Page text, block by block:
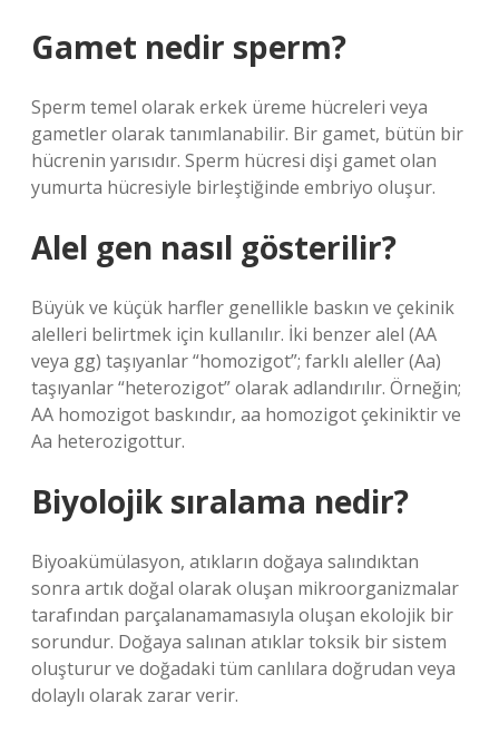
Gamet nedir sperm?
Sperm temel olarak erkek üreme hücreleri veya
gametler olarak tanımlanabilir. Bir gamet, bütün bir
hücrenin yarısıdır. Sperm hücresi dişi gamet olan
yumurta hücresiyle birleştiğinde embriyo oluşur.
Alel gen nasıl gösterilir?
Büyük ve küçük harfler genellikle baskın ve çekinik
alelleri belirtmek için kullanılır. İki benzer alel (AA
veya gg) taşıyanlar “homozigot”; farklı aleller (Aa)
taşıyanlar “heterozigot” olarak adlandırılır. Örneğin;
AA homozigot baskındır, aa homozigot çekiniktir ve
Aa heterozigottur.
Biyolojik sıralama nedir?
Biyoakümülasyon, atıkların doğaya salındıktan
sonra artık doğal olarak oluşan mikroorganizmalar
tarafından parçalanamamasıyla oluşan ekolojik bir
sorundur. Doğaya salınan atıklar toksik bir sistem
oluşturur ve doğadaki tüm canlılara doğrudan veya
dolaylı olarak zarar verir.